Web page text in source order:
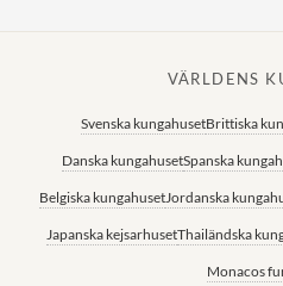
VÄRLDENS
Svenska kungahusetBrittiska
Danska kungahusetSpanska
Belgiska kungahusetJordanska
Japanska kejsarhusetThailändska
Monacos